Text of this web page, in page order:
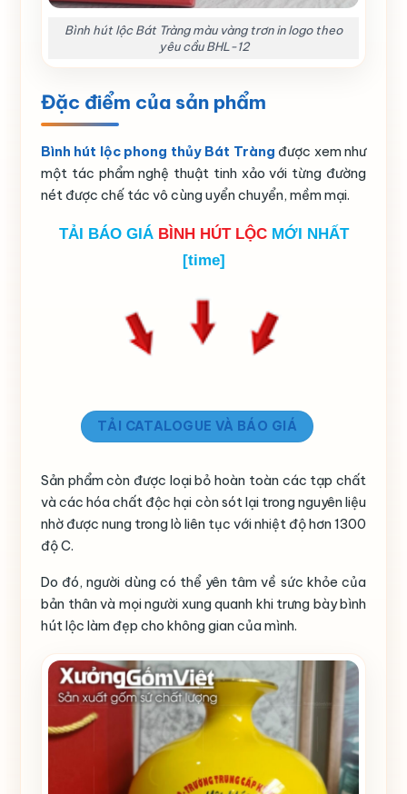
Bình hút lộc Bát Tràng màu vàng trơn in logo theo
yêu cầu BHL-12
Đặc điểm của sản phẩm
Bình hút lộc phong thủy Bát Tràng được xem như
một tác phẩm nghệ thuật tinh xảo với từng đường
nét được chế tác vô cùng uyển chuyển, mềm mại.
TẢI BÁO GIÁ BÌNH HÚT LỘCMỚI NHẤT
[time]
TẢI CATALOGUE VÀ BÁO GIÁ
Sản phẩm còn được loại bỏ hoàn toàn các tạp chất
và các hóa chất độc hại còn sót lại trong nguyên liệu
nhờ được nung trong lò liên tục với nhiệt độ hơn 1300
độ C.
Do đó, người dùng có thể yên tâm về sức khỏe của
bản thân và mọi người xung quanh khi trưng bày bình
hút lộc làm đẹp cho không gian của mình.